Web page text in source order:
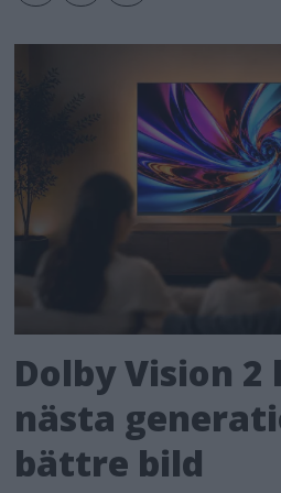
Dolby Vision 2
nästa
bättre bild